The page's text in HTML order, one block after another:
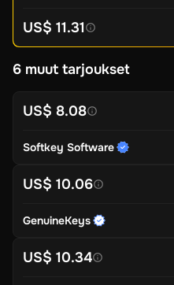
US$ 11.31
6 muut tarjoukset
US$ 8.08
Softkey Software
US$ 10.06
GenuineKeys
US$ 10.34